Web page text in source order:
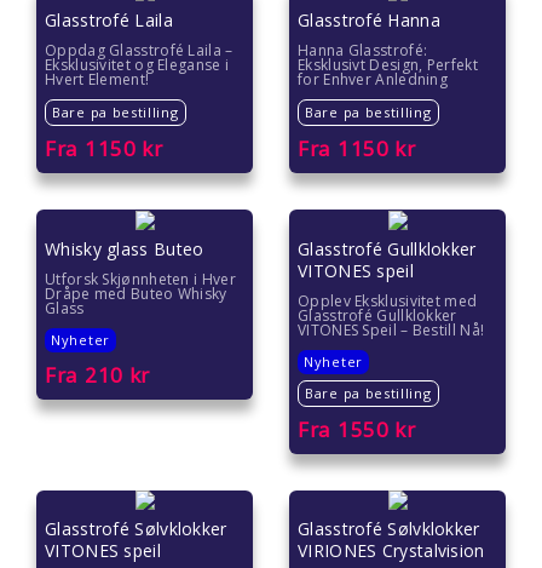
Gave under 200 kr
Hvordan pakke inn gave
Glasstrofé Laila
Oppdag Glasstrofé Laila –
Eksklusivitet og Eleganse i
Hvert Element!
Bare pa bestilling
Fra 1150 kr
Glasstrofé Hanna
Hanna Glasstrofé:
Eksklusivt Design, Perfekt
for Enhver Anledning
Bare pa bestilling
Fra 1150 kr
Whisky glass Buteo
Utforsk Skjønnheten i Hver
Dråpe med Buteo Whisky
Glass
Nyheter
Fra 210 kr
Glasstrofé Gullklokker
VITONES speil
Opplev Eksklusivitet med
Glasstrofé Gullklokker
VITONES Speil – Bestill Nå!
Nyheter
Bare pa bestilling
Fra 1550 kr
Glasstrofé Sølvklokker
VITONES speil
Glasstrofé Sølvklokker
VIRIONES Crystalvision